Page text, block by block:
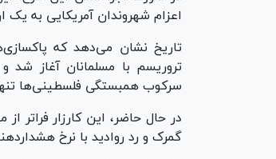
اعزام شهروندان آمریکایی به یک
تروریسم با مسلمانان آغاز شد
سرکوب همبستگی فلسطینی‌ها
در حال حاضر، این کارزار فراتر
گمرک و رد روادید با نرخ